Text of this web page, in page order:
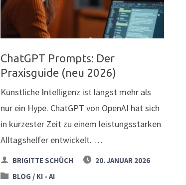
ChatGPT Prompts: Der
Praxisguide (neu 2026)
Künstliche Intelligenz ist längst mehr als
nur ein Hype. ChatGPT von OpenAI hat sich
in kürzester Zeit zu einem leistungsstarken
Alltagshelfer entwickelt. …
BRIGITTE SCHÜCH
20. JANUAR 2026
BLOG / KI - AI